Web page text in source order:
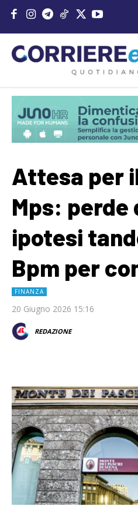
Attesa per
Mps: perde
ipotesi
Bpm per
FINANZA
20 Giugno 2026 15:16
REDAZIONE